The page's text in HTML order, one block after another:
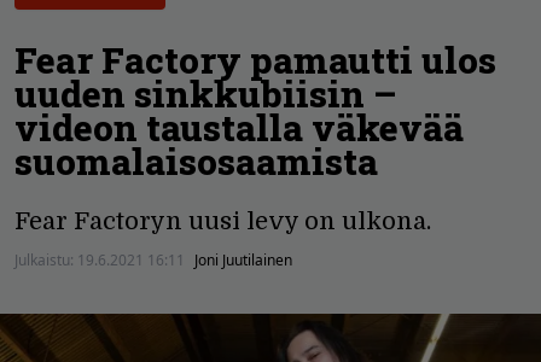
Fear Factory pamautti ulos
uuden sinkkubiisin –
videon taustalla väkevää
suomalaisosaamista
Fear Factoryn uusi levy on ulkona.
Julkaistu: 19.6.2021 16:11 Joni Juutilainen